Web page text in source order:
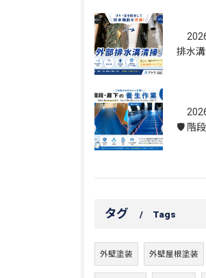
タグ Tags
外壁塗装 外壁屋根塗装